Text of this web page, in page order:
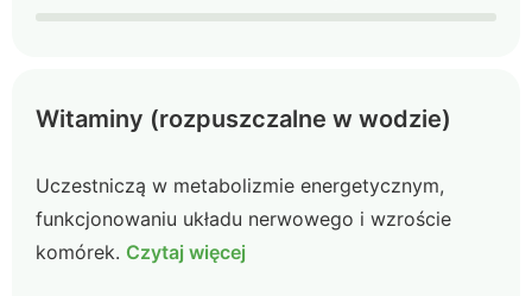
Witaminy (rozpuszczalne w wodzie)
Uczestniczą w metabolizmie energetycznym,
funkcjonowaniu układu nerwowego i wzroście
komórek. Czytaj więcej